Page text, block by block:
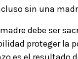
sin una
debe ser
proteger la